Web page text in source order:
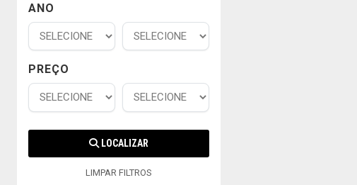
ANO
PREÇO
LOCALIZAR
LIMPAR FILTROS